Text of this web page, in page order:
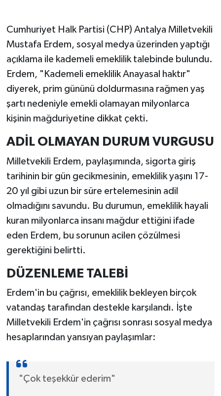
Cumhuriyet Halk Partisi (CHP) Antalya Milletvekili
Mustafa Erdem, sosyal medya üzerinden yaptığı
açıklama ile kademeli emeklilik talebinde bulundu.
Erdem, "Kademeli emeklilik Anayasal haktır"
diyerek, prim gününü doldurmasına rağmen yaş
şartı nedeniyle emekli olamayan milyonlarca
kişinin mağduriyetine dikkat çekti.
ADİL OLMAYAN DURUM VURGUSU
Milletvekili Erdem, paylaşımında, sigorta giriş
tarihinin bir gün gecikmesinin, emeklilik yaşını 17-
20 yıl gibi uzun bir süre ertelemesinin adil
olmadığını savundu. Bu durumun, emeklilik hayali
kuran milyonlarca insanı mağdur ettiğini ifade
eden Erdem, bu sorunun acilen çözülmesi
gerektiğini belirtti.
DÜZENLEME TALEBİ
Erdem'in bu çağrısı, emeklilik bekleyen birçok
vatandaş tarafından destekle karşılandı. İşte
Milletvekili Erdem'in çağrısı sonrası sosyal medya
hesaplarından yansıyan paylaşımlar:
"Çok teşekkür ederim"